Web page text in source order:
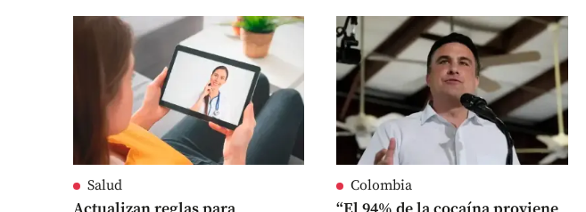
Salud Colombia